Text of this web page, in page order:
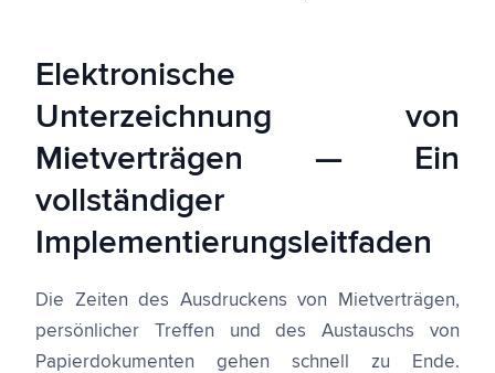
Elektronische
Unterzeichnung von
Mietverträgen — Ein
vollständiger
Implementierungsleitfaden
Die Zeiten des Ausdruckens von Mietverträgen,
persönlicher Treffen und des Austauschs von
Papierdokumenten gehen schnell zu Ende.